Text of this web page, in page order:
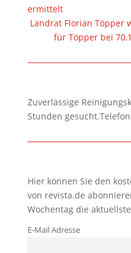
ermittelt
Landrat Florian Töpper
für Töpper bei
Zuverlässige
Stunden
Hier können Sie den
von revista.de
Wochentag die
E-Mail Adresse